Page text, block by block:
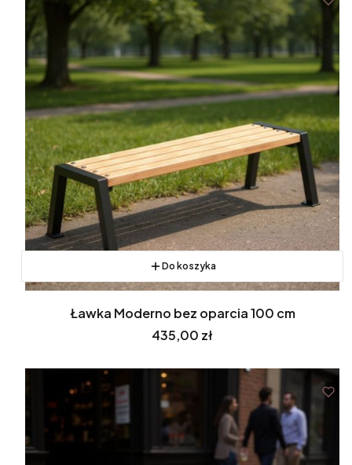
Do koszyka
Ławka Moderno bez oparcia 100 cm
Cena
435,00 zł